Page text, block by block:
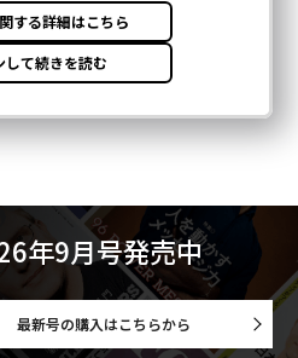
年9月号発売中
最新号の購入はこちらから